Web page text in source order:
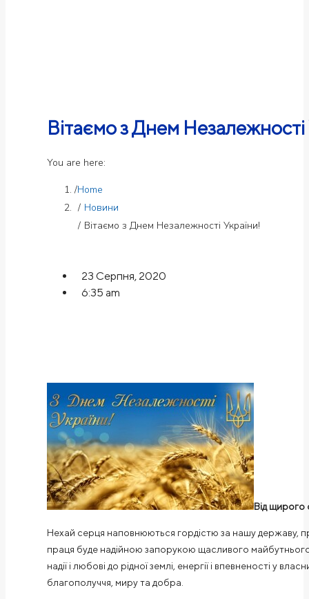
Вітаємо з Днем Незалежності
You are here:
Home
Новини
Вітаємо з Днем Незалежності України!
23 Серпня, 2020
6:35 am
Від щирого
Нехай серця наповнюються гордістю за нашу державу,
праця буде надійною запорукою щасливого
надії і любові до рідної землі, енергії і впевненості у
благополуччя, миру та добра.